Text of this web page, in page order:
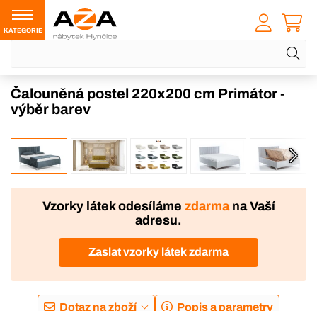
KATEGORIE
Čalouněná postel 220x200 cm Primátor -
výběr barev
DOPRAVA ZDARMA
Vzorky látek odesíláme zdarmana Vaší
adresu.
Zaslat vzorky látek zdarma
Dotaz na zboží Popis a parametry